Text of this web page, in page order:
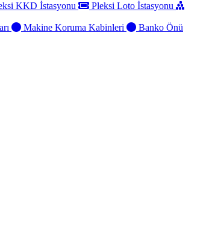
KKD İstasyonu
Pleksi Loto İstasyonu
Makine Koruma Kabinleri
Banko Önü